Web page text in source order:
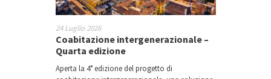
24 Luglio 2026
Coabitazione intergenerazionale –
Quarta edizione
Aperta la 4° edizione del progetto di